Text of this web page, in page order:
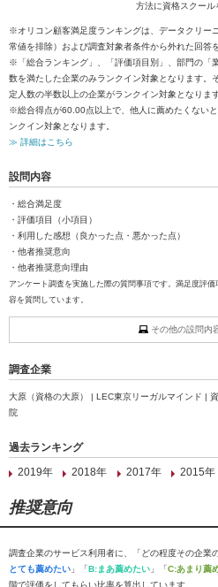
方法に資格スクール
※オリコン顧客満足度ランキングは、データクリー
常値を排除）および調査対象者条件から外れた回答
※「総合ランキング」、「評価項目別」、部門の「
数を満たした企業のみランクイン対象となります。
定人数の半数以上の企業がランクイン対象となります
※総合得点が60.00点以上で、他人に薦めたくない
ンクイン対象となります。
≫ 詳細はこちら
設問内容
・総合満足度
・評価項目（小項目）
・利用した感想（良かった点・悪かった点）
・他者推奨意向
・他者推奨意向理由
アンケート調査を実施した際の質問事項です。満足度評
容を質問しています。
その他の設問内
調査企業
大原（資格の大原） | LEC東京リーガルマインド |
院
過去ランキング
2019年
2018年 2017年 2015年
推奨意向
調査企業のサービス利用者に、「どの程度その企業
とても薦めたい 」「B:まあ薦めたい 」「C:あまり薦